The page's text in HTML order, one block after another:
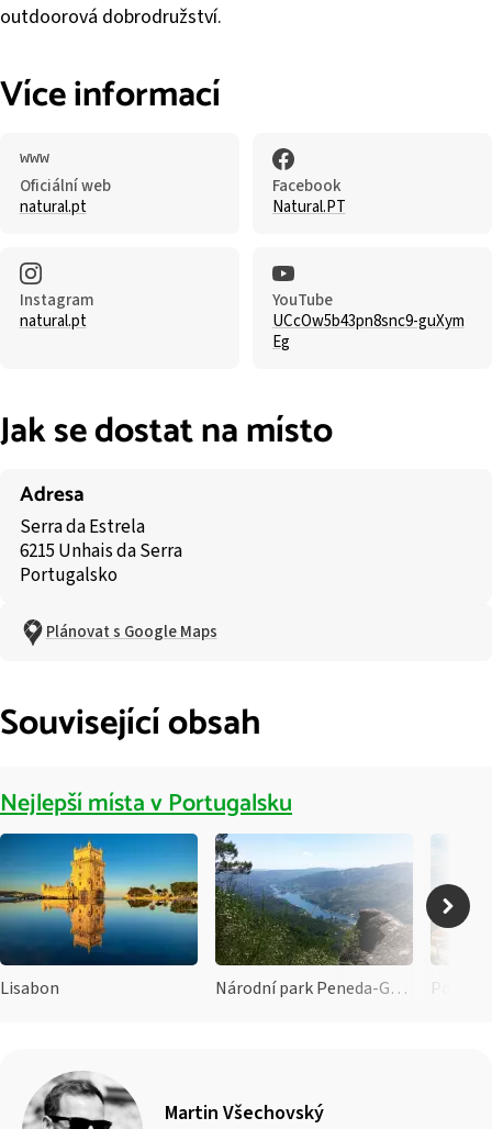
outdoorová dobrodružství.
Více informací
Oficiální web
natural.pt
Facebook
Natural.PT
Instagram
natural.pt
YouTube
UCcOw5b43pn8snc9-guXym
Eg
Jak se dostat na místo
Adresa
Serra da Estrela
6215 Unhais da Serra
Portugalsko
Plánovat s Google Maps
Související obsah
Nejlepší místa v Portugalsku
Lisabon Národní park Peneda-Gerês Porto
Martin Všechovský